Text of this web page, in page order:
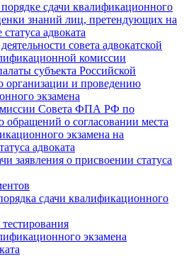
сдачи квалификационного
знаний лиц, претендующих на
адвоката
совета адвокатской
комиссии
субъекта Российской
организации и проведению
экзамена
Совета ФПА РФ по
обращений о согласовании места
экзамена на
адвоката
заявления о присвоении статуса
сдачи квалификационного
экзамена